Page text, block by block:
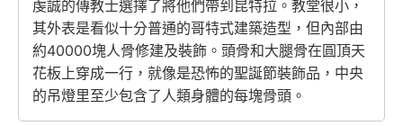
虔誠的傳教士選擇了將他們帶到昆特拉。教堂很小，
其外表是看似十分普通的哥特式建築造型，但內部由
約40000塊人骨修建及裝飾。頭骨和大腿骨在圓頂天
花板上穿成一行，就像是恐怖的聖誕節裝飾品，中央
的吊燈里至少包含了人類身體的每塊骨頭。